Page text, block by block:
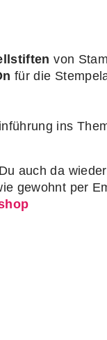
von
für die
ins
auch da
gewohnt per